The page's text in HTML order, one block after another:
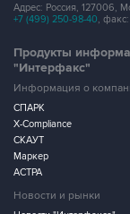
Адрес: Россия, 127006,
+7 (499) 250-98-40, факс:
Продукты
"Интерфакс"
Информация о
СПАРК
X-Compliance
СКАУТ
Маркер
АСТРА
Новости и рынки